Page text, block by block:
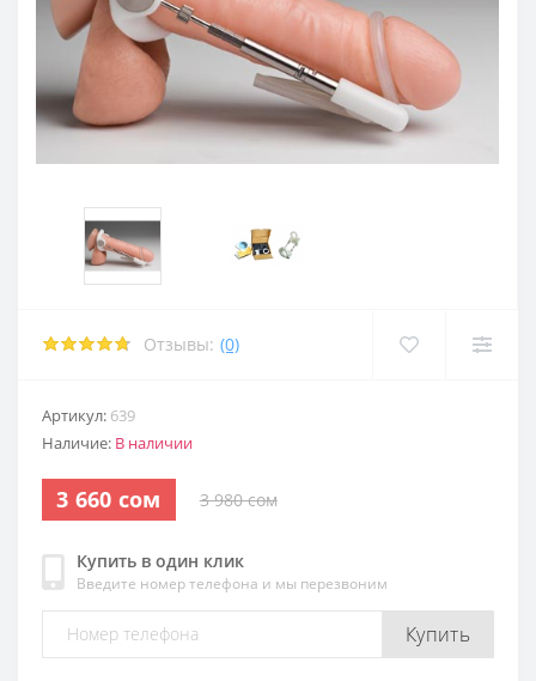
Отзывы: (0)
Артикул: 639
Наличие: В наличии
3 660 сом 3 980 сом
Купить в один клик
Введите номер телефона и мы перезвоним
Купить